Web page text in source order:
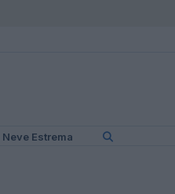
Neve Estrema